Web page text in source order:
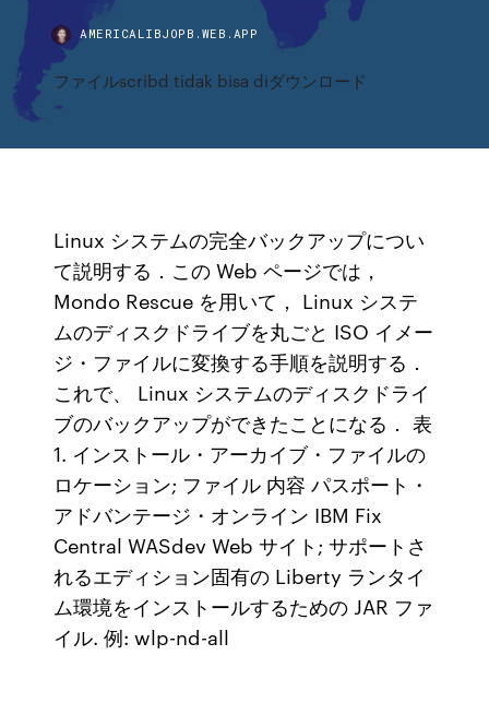
AMERICALIBJOPB.WEB.APP
ファイルscribd tidak bisa diダウンロード
Linux システムの完全バックアップについ
て説明する．この Web ページでは，
Mondo Rescue を用いて， Linux システ
ムのディスクドライブを丸ごと ISO イメー
ジ・ファイルに変換する手順を説明する．
これで、 Linux システムのディスクドライ
ブのバックアップができたことになる． 表
1. インストール・アーカイブ・ファイルの
ロケーション; ファイル 内容 パスポート・
アドバンテージ・オンライン IBM Fix
Central WASdev Web サイト; サポートさ
れるエディション固有の Liberty ランタイ
ム環境をインストールするための JAR ファ
イル. 例: wlp-nd-all